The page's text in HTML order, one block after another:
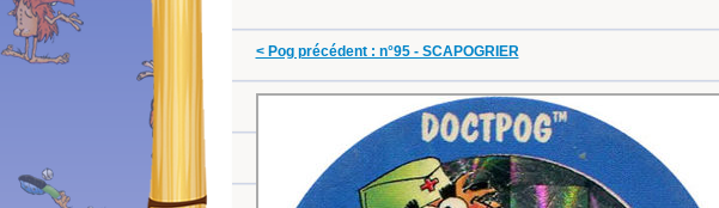
< Pog précédent : n°95 - SCAPOGRIER